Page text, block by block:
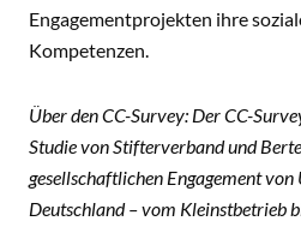
Engagementprojekten ihre
Kompetenzen.
Über den CC-Survey: Der CC-
Studie von Stifterverband und
gesellschaftlichen Engagement
Deutschland – vom Kleinstbetrieb